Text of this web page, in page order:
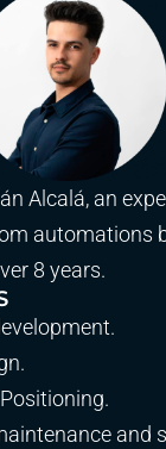
Alcalá, an
automations
8 years.
and